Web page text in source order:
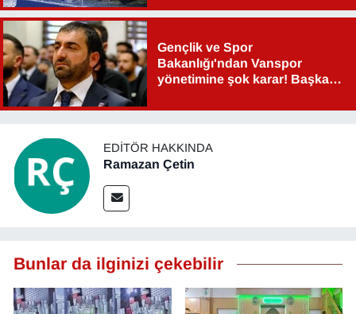
Gençlik ve Spor
Bakanlığı'ndan Vanspor
yönetimine şok karar! Başkan
EDITÖR HAKKINDA
Ramazan Çetin
Bunlar da ilginizi çekebilir